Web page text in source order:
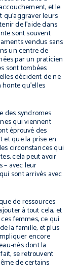
et le
leurs
de l’aide dans
sont souvent
vendus sans
un centre de
par un praticien
sont tombées
décident de ne
qu’elles
des syndromes
qui viennent
éprouvé des
que la prise en
circonstances qui
cela peut avoir
– avec leur
sont arrivés avec
de ressources
à tout cela, et
femmes, ce qui
la famille, et plus
encore
nés dont la
se retrouvent
de certains